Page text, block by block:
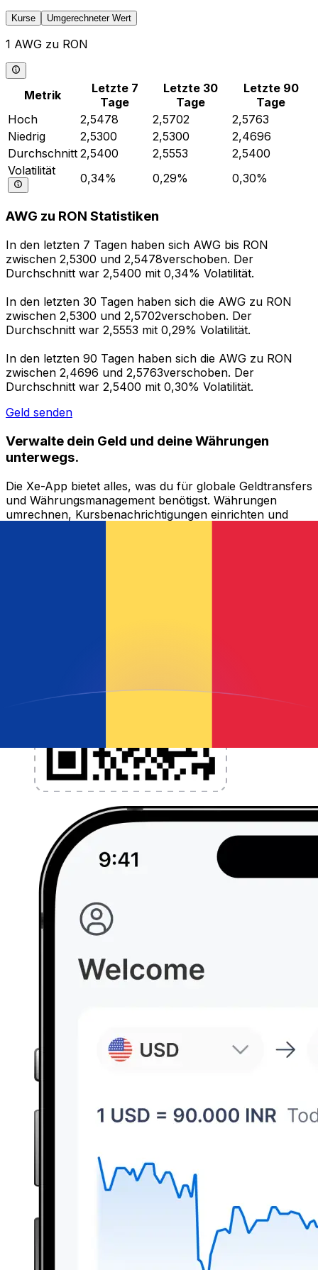
Kurse Umgerechneter Wert
1 AWG zu RON
Metrik
Letzte 7
Tage
Letzte 30
Tage
Letzte 90
Tage
Hoch
2,5478 2,5702
2,5763
Niedrig
2,5300 2,5300
2,4696
Durchschnitt 2,5400 2,5553
2,5400
Volatilität
0,34% 0,29% 0,30%
AWG zu RON Statistiken
In den letzten 7 Tagen haben sich AWG bis RON
zwischen 2,5300 und 2,5478verschoben. Der
Durchschnitt war 2,5400 mit 0,34% Volatilität.
In den letzten 30 Tagen haben sich die AWG zu RON
zwischen 2,5300 und 2,5702verschoben. Der
Durchschnitt war 2,5553 mit 0,29% Volatilität.
In den letzten 90 Tagen haben sich die AWG zu RON
zwischen 2,4696 und 2,5763verschoben. Der
Durchschnitt war 2,5400 mit 0,30% Volatilität.
Geld senden
Verwalte dein Geld und deine Währungen
unterwegs.
Die Xe-App bietet alles, was du für globale Geldtransfers
und Währungsmanagement benötigst. Währungen
umrechnen, Kursbenachrichtigungen einrichten und